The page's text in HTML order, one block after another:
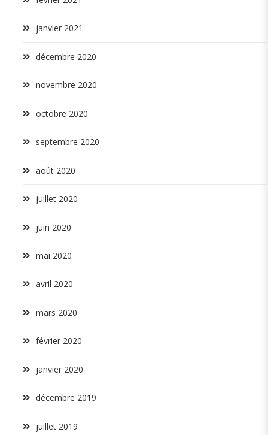
janvier 2021
décembre 2020
novembre 2020
octobre 2020
septembre 2020
août 2020
juillet 2020
juin 2020
mai 2020
avril 2020
mars 2020
février 2020
janvier 2020
décembre 2019
juillet 2019